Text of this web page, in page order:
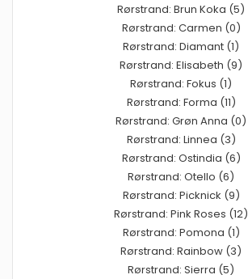
Rørstrand: Brun Koka (5)
Rørstrand: Carmen (0)
Rørstrand: Diamant (1)
Rørstrand: Elisabeth (9)
Rørstrand: Fokus (1)
Rørstrand: Forma (11)
Rørstrand: Grøn Anna (0)
Rørstrand: Linnea (3)
Rørstrand: Ostindia (6)
Rørstrand: Otello (6)
Rørstrand: Picknick (9)
Rørstrand: Pink Roses (12)
Rørstrand: Pomona (1)
Rørstrand: Rainbow (3)
Rørstrand: Sierra (5)